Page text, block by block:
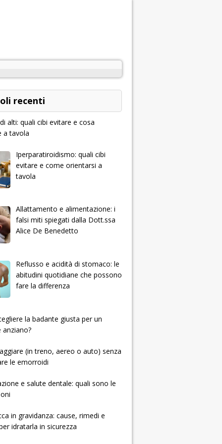
recenti
alti: quali cibi evitare e cosa
a tavola
Iperparatiroidismo: quali cibi
evitare e come orientarsi a
tavola
Allattamento e alimentazione: i
falsi miti spiegati dalla Dott.ssa
Alice De Benedetto
Reflusso e acidità di stomaco: le
abitudini quotidiane che possono
fare la differenza
la badante giusta per un
anziano?
(in treno, aereo o auto) senza
le emorroidi
e salute dentale: quali sono le
in gravidanza: cause, rimedi e
idratarla in sicurezza